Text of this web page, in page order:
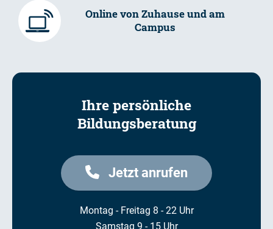
Online von Zuhause und am
Campus
Ihre persönliche
Bildungsberatung
Jetzt anrufen
Montag - Freitag 8 - 22 Uhr
Samstag 9 - 15 Uhr